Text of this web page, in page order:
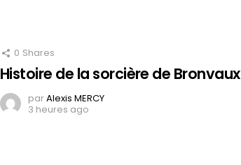
0 Shares
Histoire de la sorcière de Bronvaux
parAlexis MERCY
3 heures ago